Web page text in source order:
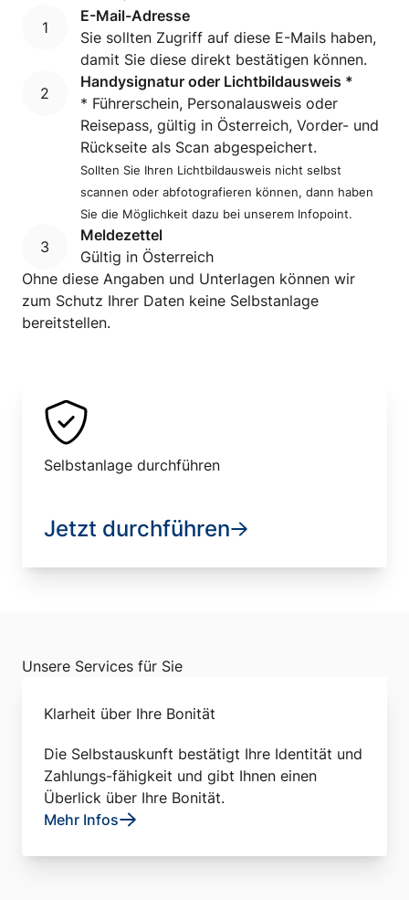
E-Mail-Adresse
Sie sollten Zugriff auf diese E-Mails haben,
damit Sie diese direkt bestätigen können.
Handysignatur oder Lichtbildausweis *
* Führerschein, Personalausweis oder
Reisepass, gültig in Österreich, Vorder- und
Rückseite als Scan abgespeichert.
Sollten Sie Ihren Lichtbildausweis nicht selbst
scannen oder abfotografieren können, dann haben
Sie die Möglichkeit dazu bei unserem Infopoint.
Meldezettel
Gültig in Österreich
Ohne diese Angaben und Unterlagen können wir
zum Schutz Ihrer Daten keine Selbstanlage
bereitstellen.
Selbstanlage durchführen
Jetzt durchführen
Unsere Services für Sie
Klarheit über Ihre Bonität
Die Selbstauskunft bestätigt Ihre Identität und
Zahlungs-fähigkeit und gibt Ihnen einen
Überlick über Ihre Bonität.
Mehr Infos